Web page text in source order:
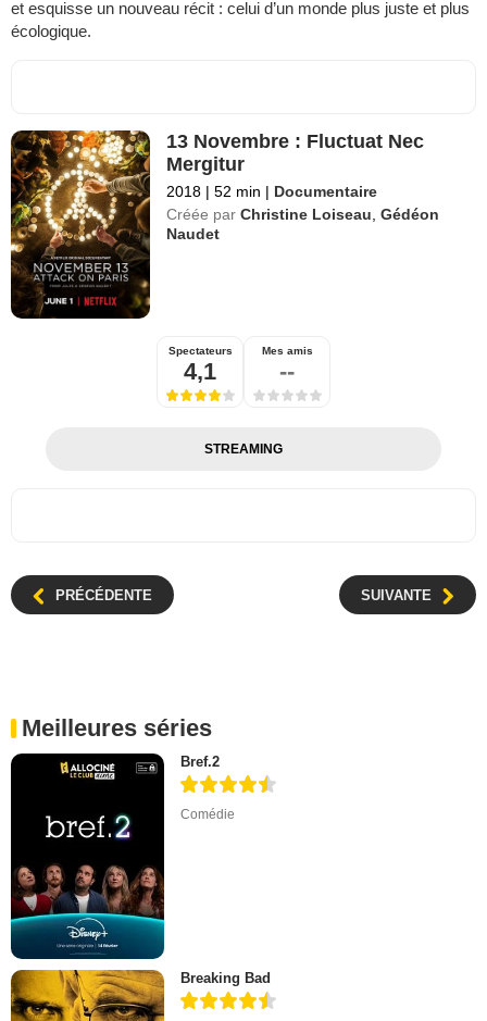
et esquisse un nouveau récit : celui d’un monde plus juste et plus
écologique.
13 Novembre : Fluctuat Nec
Mergitur
2018 | 52 min | Documentaire
Créée par Christine Loiseau ,Gédéon
Naudet
Spectateurs
4,1
Mes amis
--
STREAMING
PRÉCÉDENTE SUIVANTE
Meilleures séries
Bref.2
Comédie
Breaking Bad